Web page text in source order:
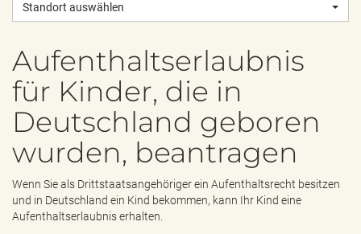
o
b
Standort auswählen
Aufenthaltserlaubnis
für Kinder, die in
Deutschland geboren
wurden, beantragen
Wenn Sie als Drittstaatsangehöriger ein Aufenthaltsrecht besitzen
und in Deutschland ein Kind bekommen, kann Ihr Kind eine
Aufenthaltserlaubnis erhalten.